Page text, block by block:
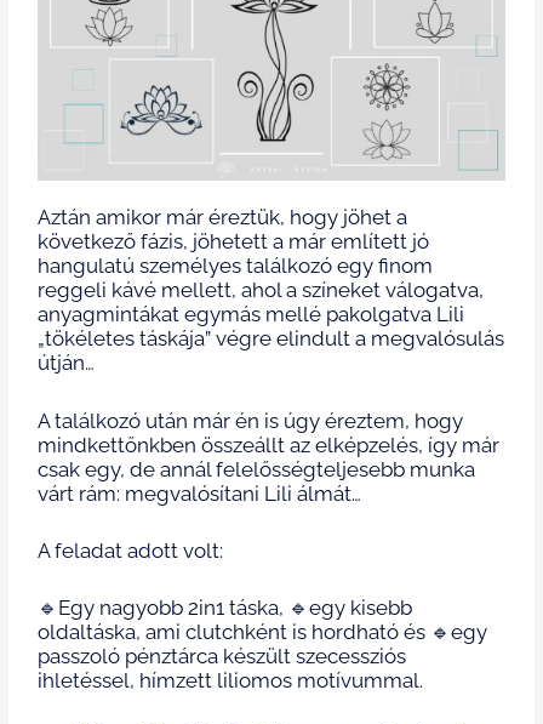
Aztán amikor már éreztük, hogy jöhet a
következő fázis, jöhetett a már említett jó
hangulatú személyes találkozó egy finom
reggeli kávé mellett, ahol a színeket válogatva,
anyagmintákat egymás mellé pakolgatva Lili
„tökéletes táskája” végre elindult a megvalósulás
útján…
A találkozó után már én is úgy éreztem, hogy
mindkettőnkben összeállt az elképzelés, így már
csak egy, de annál felelősségteljesebb munka
várt rám: megvalósítani Lili álmát…
A feladat adott volt:
🔹Egy nagyobb 2in1 táska, 🔹egy kisebb
oldaltáska, ami clutchként is hordható és 🔹egy
passzoló pénztárca készült szecessziós
ihletéssel, hímzett liliomos motívummal.